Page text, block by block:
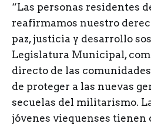
“Las personas residentes
reafirmamos nuestro
paz, justicia y desarrollo
Legislatura Municipal,
directo de las
de proteger a las nuevas
secuelas del militarismo.
jóvenes viequenses tienen